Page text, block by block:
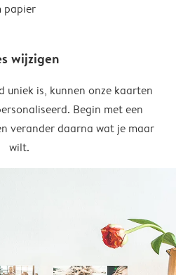
papier
wijzigen
uniek is, kunnen onze kaarten
Begin met een
verander daarna wat je maar
wilt.